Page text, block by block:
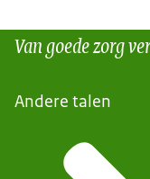
Van goede zorg
Andere talen